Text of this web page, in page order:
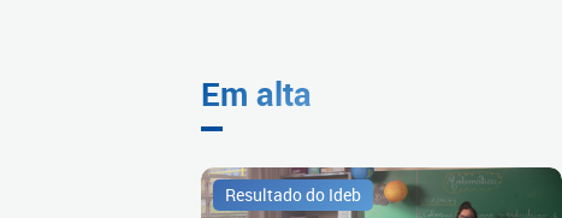
Em alta
Resultado do Ideb